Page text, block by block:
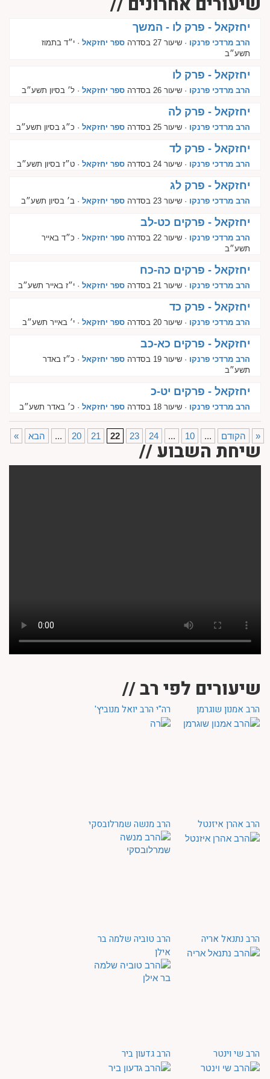
יחזקאל - פרק לו - המשך
הרב מרדכי פרנקו · שיעור 27 בסדרה ספר יחזקאל · י״ד בתמוז
תשע״ב
יחזקאל - פרק לו
הרב מרדכי פרנקו · שיעור 26 בסדרה ספר יחזקאל · ל׳ בסיון תשע״ב
יחזקאל - פרק לה
הרב מרדכי פרנקו · שיעור 25 בסדרה ספר יחזקאל · כ״ג בסיון תשע״ב
יחזקאל - פרק לד
הרב מרדכי פרנקו · שיעור 24 בסדרה ספר יחזקאל · ט״ז בסיון תשע״ב
יחזקאל - פרק לג
הרב מרדכי פרנקו · שיעור 23 בסדרה ספר יחזקאל · ב׳ בסיון תשע״ב
יחזקאל - פרקים כט-לב
הרב מרדכי פרנקו · שיעור 22 בסדרה ספר יחזקאל · כ״ד באייר
תשע״ב
יחזקאל - פרקים כה-כח
הרב מרדכי פרנקו · שיעור 21 בסדרה ספר יחזקאל · י״ז באייר תשע״ב
יחזקאל - פרק כד
הרב מרדכי פרנקו · שיעור 20 בסדרה ספר יחזקאל · י׳ באייר תשע״ב
יחזקאל - פרקים כא-כב
הרב מרדכי פרנקו · שיעור 19 בסדרה ספר יחזקאל · כ״ז באדר
תשע״ב
יחזקאל - פרקים יט-כ
הרב מרדכי פרנקו · שיעור 18 בסדרה ספר יחזקאל · כ׳ באדר תשע״ב
« הקודם ...
10
...
20 21 22 23 24
... הבא »
שיחת השבוע //
שיעורים לפי רב //
הרב אמנון שוגרמן רה"י הרב יואל מנוביץ'
הרב אהרן איזנטל הרב מנשה שמרלובסקי
הרב נתנאל אריה
הרב טוביה שלמה בר
אילן
הרב שי וינטר הרב גדעון ביר